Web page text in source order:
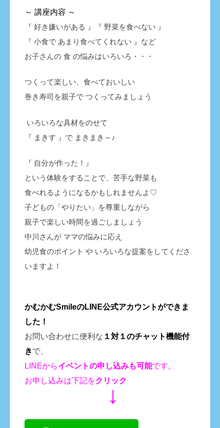
～ 講座内容 ～
『 好き嫌いがある 』『 野菜を食べない 』
『 小食で あまり食べてくれない 』など
お子さんの 食 の悩みはいろいろ・・・
つくって楽しい、食べておいしい
巻き寿司を親子で つくってみましょう
いろいろな具材をのせて
『 まきす 』で まきまき～♪
『 自分が作った！』
という体験をすることで、苦手な野菜も
食べれるようになるかもしれませんよ♡
子どもの「やりたい」を尊重しながら
親子で楽しい時間を過ごしましょう
中川さんが ママの悩みに応え
幼児食のポイント や いろいろな提案をしてくださ
いますよ！
かむかむSmileのLINE公式アカウントができま
した！
お問い合わせに便利な １対１のチャット機能付
きで、
LINEからイベントの申し込みも可能です。
お申し込みは下記をクリック
↓